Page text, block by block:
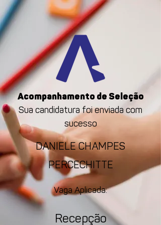
Acompanhamento de Seleção
Sua candidatura foi enviada com
sucesso
DANIELE CHAMPES
PERCECHITTE
Vaga Aplicada:
Recepção